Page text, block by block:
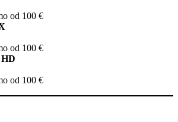
od 100 €
od 100 €
HD
od 100 €